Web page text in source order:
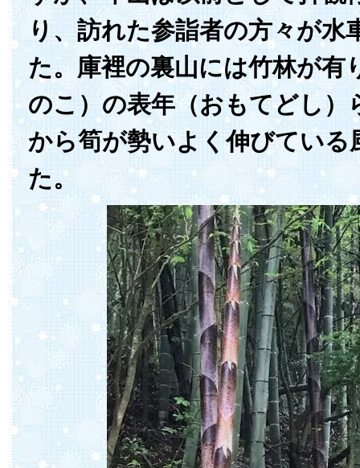
り、訪れた参詣者の方々が水
た。庫裡の裏山には竹林が有
のこ）の表年（おもてどし）
から筍が勢いよく伸びている
た。